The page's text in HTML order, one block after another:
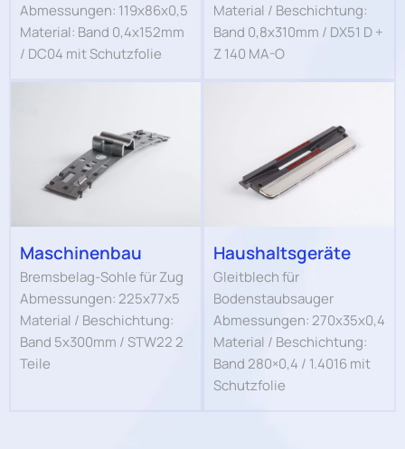
Abmessungen: 119x86x0,5
Material: Band 0,4x152mm
/ DC04 mit Schutzfolie
Material / Beschichtung:
Band 0,8x310mm / DX51 D +
Z 140 MA-O
Maschinenbau
Bremsbelag-Sohle für Zug
Abmessungen: 225x77x5
Material / Beschichtung:
Band 5x300mm / STW22 2
Teile
Haushaltsgeräte
Gleitblech für
Bodenstaubsauger
Abmessungen: 270x35x0,4
Material / Beschichtung:
Band 280×0,4 / 1.4016 mit
Schutzfolie